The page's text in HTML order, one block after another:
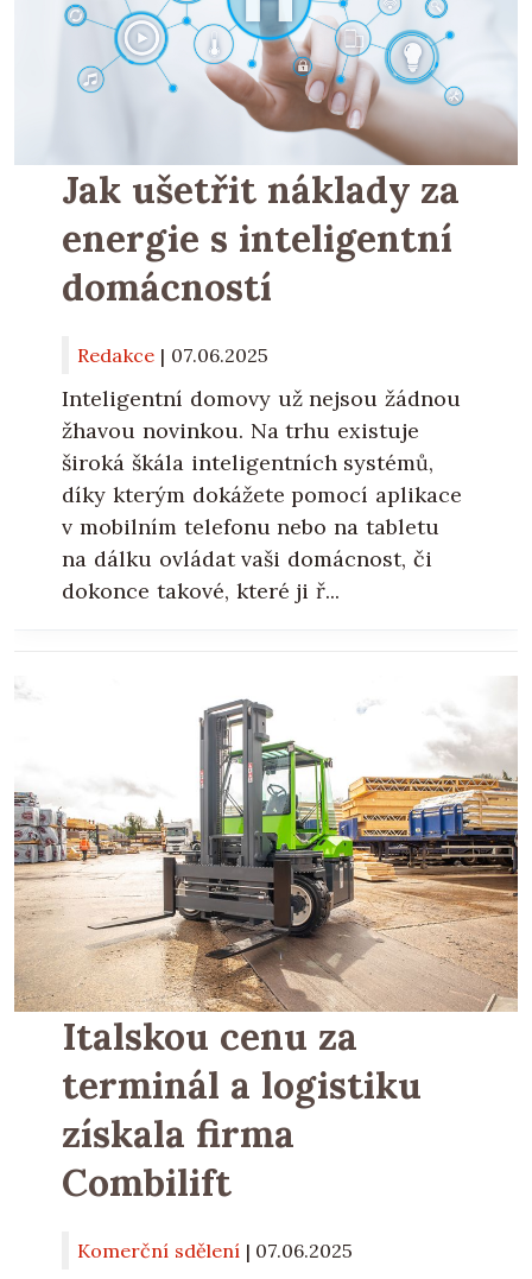
Jak ušetřit náklady za
energie s inteligentní
domácností
Redakce | 07.06.2025
Inteligentní domovy už nejsou žádnou
žhavou novinkou. Na trhu existuje
široká škála inteligentních systémů,
díky kterým dokážete pomocí aplikace
v mobilním telefonu nebo na tabletu
na dálku ovládat vaši domácnost, či
dokonce takové, které ji ř...
Italskou cenu za
terminál a logistiku
získala firma
Combilift
Komerční sdělení | 07.06.2025